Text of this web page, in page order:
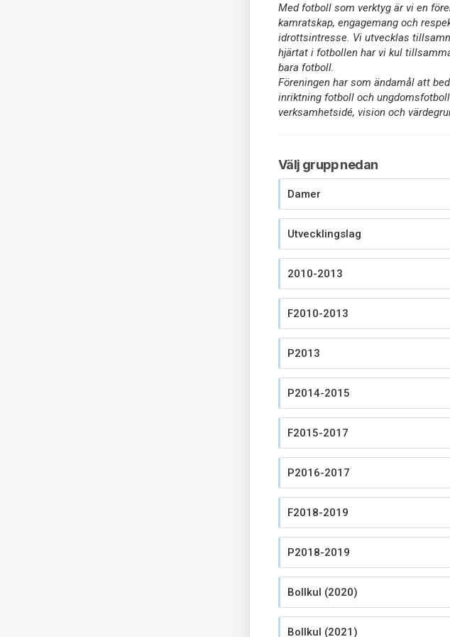
Med fotboll som verktyg är vi en
kamratskap, engagemang och
idrottsintresse. Vi utvecklas
hjärtat i fotbollen har vi kul
bara fotboll.
Föreningen har som ändamål att
inriktning fotboll och
verksamhetsidé, vision och
Välj grupp nedan
Damer
Utvecklingslag
2010-2013
F2010-2013
P2013
P2014-2015
F2015-2017
P2016-2017
F2018-2019
P2018-2019
Bollkul (2020)
Bollkul (2021)